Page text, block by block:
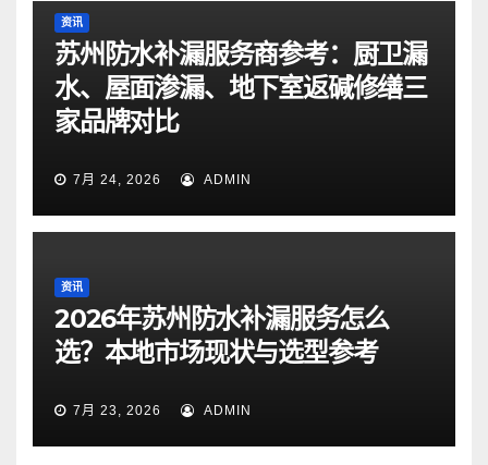
资讯
苏州防水补漏服务商参考：厨卫漏
水、屋面渗漏、地下室返碱修缮三
家品牌对比
7月 24, 2026 ADMIN
资讯
2026年苏州防水补漏服务怎么
选？本地市场现状与选型参考
7月 23, 2026 ADMIN